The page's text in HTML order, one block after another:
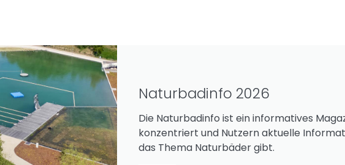
Naturbadinfo 2026
Die Naturbadinfo ist ein informatives
konzentriert und Nutzern aktuelle
das Thema Naturbäder gibt.